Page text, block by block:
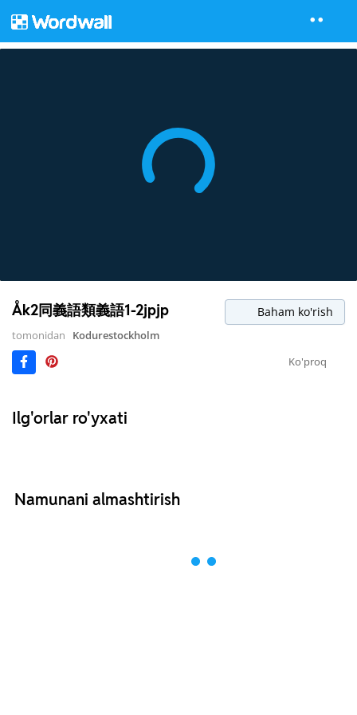
Åk2同義語類義語1-2jpjp Baham ko'rish
tomonidan
Kodurestockholm
Ko'proq
Ilg'orlar ro'yxati
Namunani almashtirish